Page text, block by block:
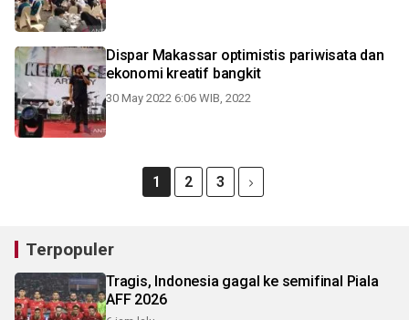
Dispar Makassar optimistis pariwisata dan
ekonomi kreatif bangkit
30 May 2022 6:06 WIB, 2022
1 2 3
Terpopuler
Tragis, Indonesia gagal ke semifinal Piala
AFF 2026